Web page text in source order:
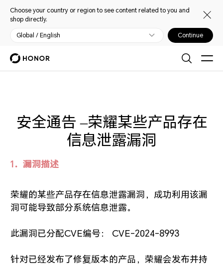
Choose your country or region to see content related to you and
shop directly.
Global / English Continue
安全通告 –荣耀某些产品存在
信息泄露漏洞
1．漏洞描述
荣耀的某些产品存在信息泄露漏洞，成功利用该漏
洞可能导致部分系统信息泄露。
此漏洞已分配CVE编号： CVE-2024-8993
针对已经发布了修复版本的产品，荣耀会发布并持